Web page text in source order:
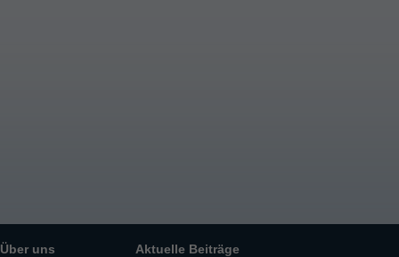
Über uns Aktuelle Beiträge